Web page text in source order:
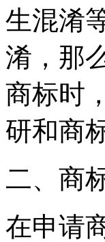
生混淆
淆，那
商标时
研和商
二、商
在申请